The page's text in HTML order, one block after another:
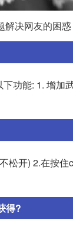
解决网友的困惑
功能: 1. 增加
松开) 2.在按
得?